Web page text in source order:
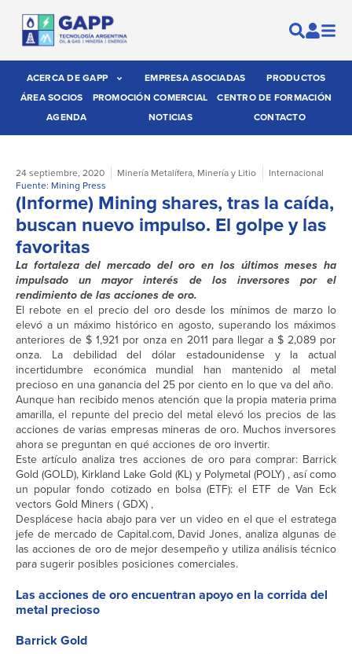
ACERCA DE GAPP EMPRESA ASOCIADAS
PRODUCTOS
ÁREA SOCIOS
PROMOCIÓN COMERCIAL
CENTRO DE FORMACIÓN
AGENDA
NOTICIAS CONTACTO
24 septiembre, 2020 Minería Metalífera, Minería y Litio
Internacional
Fuente: Mining Press
(Informe) Mining shares, tras la caída,
buscan nuevo impulso. El golpe y las
favoritas
La fortaleza del mercado del oro en los últimos meses ha
impulsado un mayor interés de los inversores por el
rendimiento de las acciones de oro.
El rebote en el precio del oro desde los mínimos de marzo lo
elevó a un máximo histórico en agosto, superando los máximos
anteriores de $ 1,921 por onza en 2011 para llegar a $ 2,089 por
onza. La debilidad del dólar estadounidense y la actual
incertidumbre económica mundial han mantenido al metal
precioso en una ganancia del 25 por ciento en lo que va del año.
Aunque han recibido menos atención que la propia materia prima
amarilla, el repunte del precio del metal elevó los precios de las
acciones de varias empresas mineras de oro. Muchos inversores
ahora se preguntan en qué acciones de oro invertir.
Este artículo analiza tres acciones de oro para comprar: Barrick
Gold (GOLD), Kirkland Lake Gold (KL) y Polymetal (POLY) , así como
un popular fondo cotizado en bolsa (ETF): el ETF de Van Eck
vectors Gold Miners ( GDX) ,
Desplácese hacia abajo para ver un video en el que el estratega
jefe de mercado de Capital.com, David Jones, analiza algunas de
las acciones de oro de mejor desempeño y utiliza análisis técnico
para sugerir posibles posiciones comerciales.
Las acciones de oro encuentran apoyo en la corrida del
metal precioso
Barrick Gold